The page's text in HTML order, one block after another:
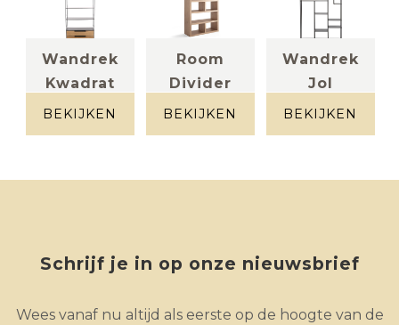
Wandrek
Kwadrat
massief eik
BEKIJKEN
Room
Divider
Libris
BEKIJKEN
Wandrek
Jol
BEKIJKEN
Schrijf je in op onze nieuwsbrief
Wees vanaf nu altijd als eerste op de hoogte van de